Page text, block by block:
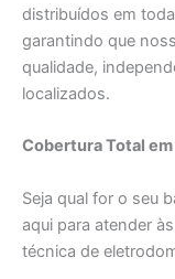
distribuídos em
garantindo que
qualidade,
localizados.
Cobertura Total em
Seja qual for o seu
aqui para atender
técnica de